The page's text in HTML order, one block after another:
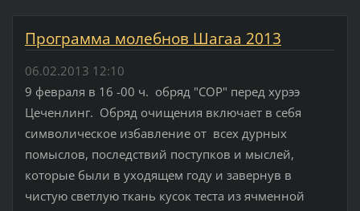
Программа молебнов Шагаа 2013
06.02.2013 12:10
9 февраля в 16 -00 ч. обряд "СОР" перед хурээ
Цеченлинг. Обряд очищения включает в себя
символическое избавление от всех дурных
помыслов, последствий поступков и мыслей,
которые были в уходящем году и завернув в
чистую светлую ткань кусок теста из ячменной